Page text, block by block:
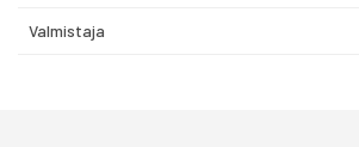
Valmistaja